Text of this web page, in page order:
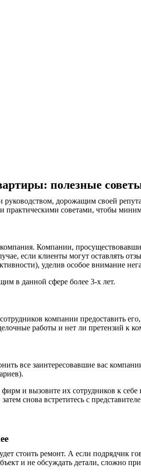
полезные
дорожащим своей
практическими советами, чтобы
Компании,
если клиенты могут оставлять
уделив особое внимание
в данной сфере более 3-х лет.
компании предоставить
работы и нет ли претензий к
все заинтересовавшие вас
и вызовите их сотрудников к
снова встретитесь с
стоить ремонт. А если подрядчик
и не обсуждать детали,